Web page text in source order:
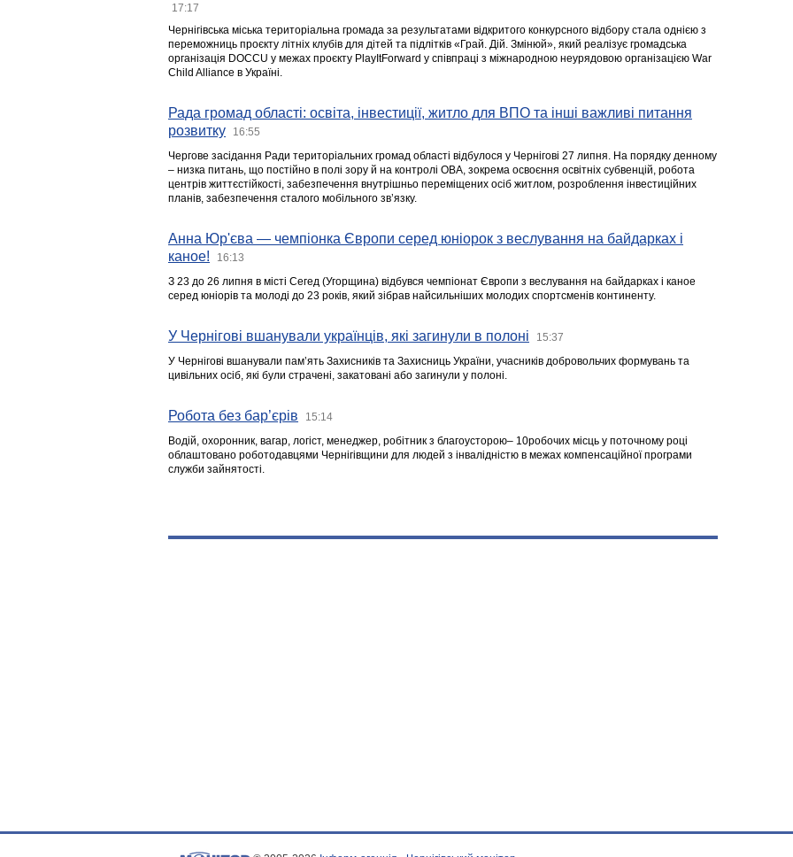
17:17
Чернігівська міська територіальна громада за результатами відкритого конкурсного відбору стала однією з
переможниць проєкту літніх клубів для дітей та підлітків «Грай. Дій. Змінюй», який реалізує громадська
організація DOCCU у межах проєкту PlayItForward у співпраці з міжнародною неурядовою організацією War
Child Alliance в Україні.
Рада громад області: освіта, інвестиції, житло для ВПО та інші важливі питання
розвитку
16:55
Чергове засідання Ради територіальних громад області відбулося у Чернігові 27 липня. На порядку денному
– низка питань, що постійно в полі зору й на контролі ОВА, зокрема освоєння освітніх субвенцій, робота
центрів життєстійкості, забезпечення внутрішньо переміщених осіб житлом, розроблення інвестиційних
планів, забезпечення сталого мобільного зв’язку.
Анна Юр'єва — чемпіонка Європи серед юніорок з веслування на байдарках і
каное!
16:13
З 23 до 26 липня в місті Сегед (Угорщина) відбувся чемпіонат Європи з веслування на байдарках і каное
серед юніорів та молоді до 23 років, який зібрав найсильніших молодих спортсменів континенту.
У Чернігові вшанували українців, які загинули в полоні 15:37
У Чернігові вшанували пам’ять Захисників та Захисниць України, учасників добровольчих формувань та
цивільних осіб, які були страчені, закатовані або загинули у полоні.
Робота без бар’єрів 15:14
Водій, охоронник, вагар, логіст, менеджер, робітник з благоусторою– 10робочих місць у поточному році
облаштовано роботодавцями Чернігівщини для людей з інвалідністю в межах компенсаційної програми
служби зайнятості.